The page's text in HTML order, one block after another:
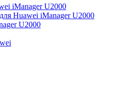
iManager U2000
Huawei iManager U2000
U2000